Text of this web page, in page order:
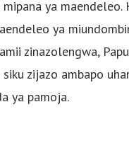
ya maendeleo.
ya
zinazolengwa,
zijazo ambapo
ya pamoja.